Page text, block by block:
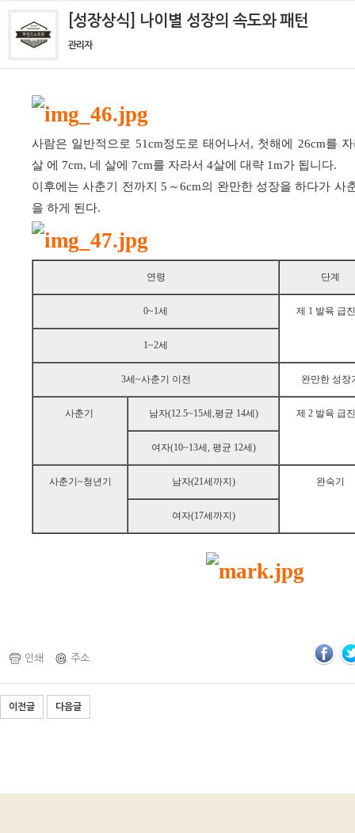
[성장상식] 나이별 성장의 속도와 패턴
관리자
사람은 일반적으로 51cm정도로 태어나서, 첫해에 26cm를
살 에 7cm, 네 살에 7cm를 자라서 4살에 대략 1m가 됩니다.
이후에는 사춘기 전까지 5～6cm의 완만한 성장을 하다가 사
을 하게 된다.
연령 단계
0~1세 제 1 발육 급
1~2세
3세~사춘기 이전 완만한 성장
사춘기 남자(12.5~15세,평균 14세) 제 2 발육 급
여자(10~13세, 평균 12세)
사춘기~청년기 남자(21세까지) 완숙기
여자(17세까지)
인쇄 주소
이전글 다음글